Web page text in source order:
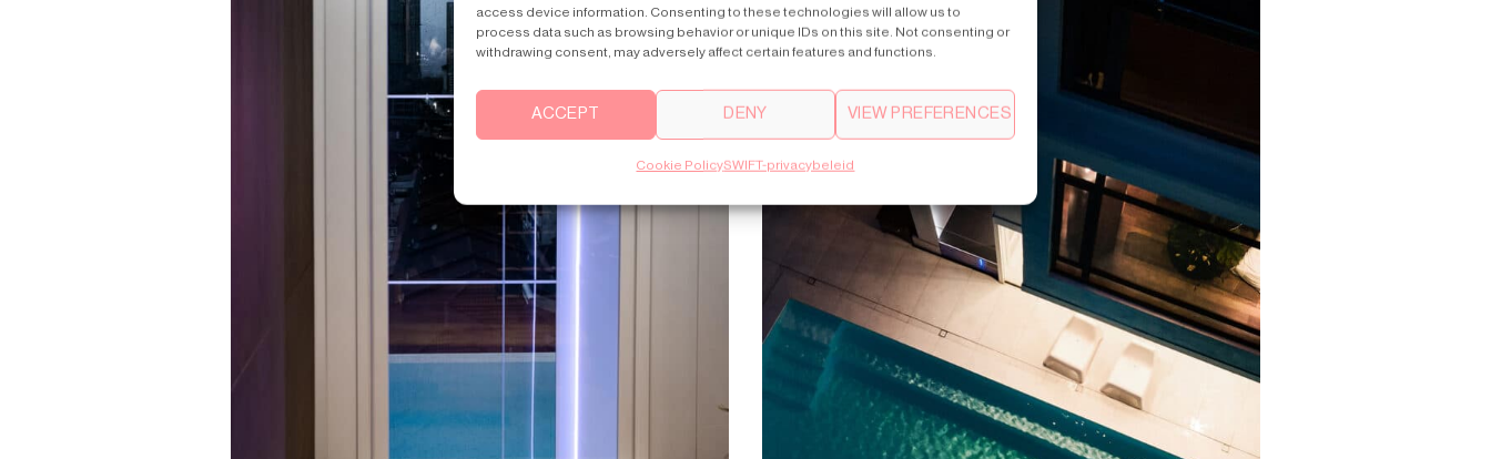
access device information. Consenting to these technologies will allow us to
process data such as browsing behavior or unique IDs on this site. Not consenting or
withdrawing consent, may adversely affect certain features and functions.
ACCEPT DENY VIEW PREFERENCES
Cookie PolicySWIFT-privacybeleid